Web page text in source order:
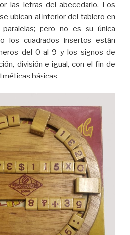
las letras del abecedario. Los
ubican al interior del tablero en
pero no es su única
los cuadrados insertos están
del 0 al 9 y los signos de
división e igual, con el fin de
básicas.